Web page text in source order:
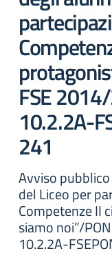
FSE
10.2.2A-
241
Avviso
del Liceo per
Competenze II
siamo noi”/
10.2.2A-